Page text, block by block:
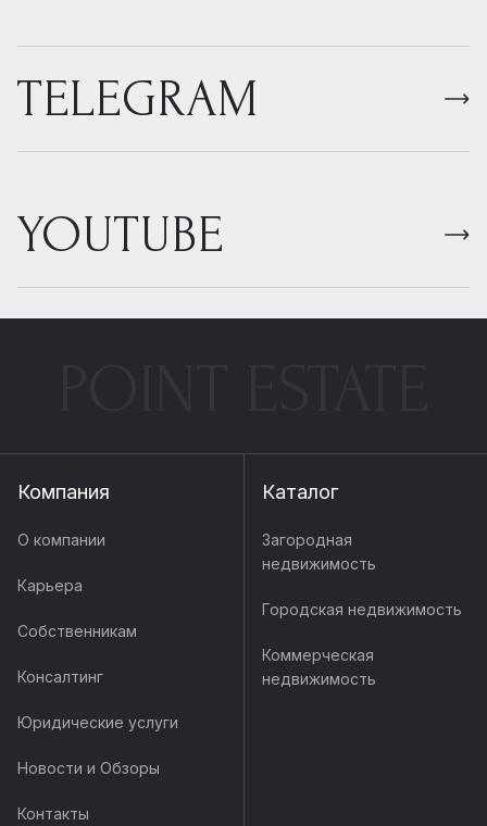
TELEGRAM
YOUTUBE
Компания
О компании
Карьера
Собственникам
Консалтинг
Юридические услуги
Новости и Обзоры
Контакты
Каталог
Загородная
недвижимость
Городская недвижимость
Коммерческая
недвижимость